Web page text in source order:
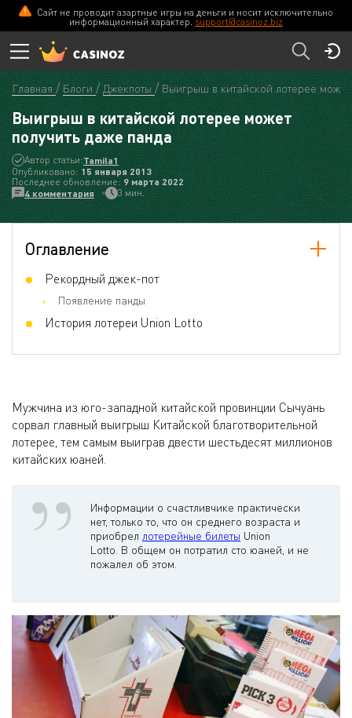
Сайт не проводит азартные игры на деньги и носит исключительно
информационный характер. support@casinoz.biz
Главная Блоги Джекпоты Выигрыш в китайской лотерее может
Выигрыш в китайской лотерее может
получить даже панда
Автор статьи:Tamila1
Опубликовано: 15 января 2013
Последнее обновление:9 мартa 2022
4 комментария
3 мин.
Оглавление
Рекордный джек-пот
Появление панды
История лотереи Union Lotto
Мужчина из юго-западной китайской провинции Сычуань
сорвал главный выигрыш Китайской благотворительной
лотерее, тем самым выиграв двести шестьдесят миллионов
китайских юаней.
Информации о счастливчике практически
нет, только то, что он среднего возраста и
приобрел лотерейные билеты Union
Lotto. В общем он потратил сто юаней, и не
пожалел об этом.